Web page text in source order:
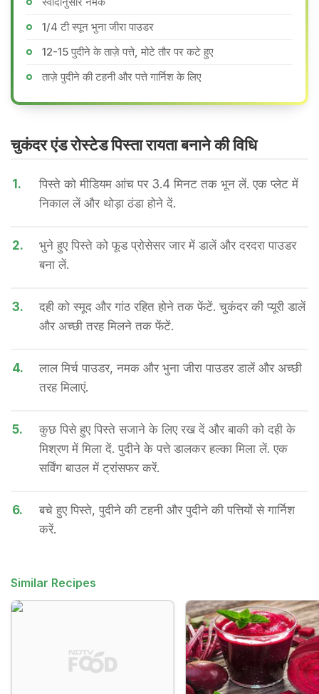
1/4 टी स्पून भुना जीरा पाउडर
12-15 पुदीने के ताज़े पत्ते, मोटे तौर पर कटे हुए
ताज़े पुदीने की टहनी और पत्ते गार्निश के लिए
चुकंदर एंड रोस्टेड पिस्ता रायता बनाने की वि​धि
1.
पिस्ते को मीडियम आंच पर 3.4 मिनट तक भून लें. एक प्लेट में
निकाल लें और थोड़ा ठंडा होने दें.
2.
भुने हुए पिस्ते को फूड प्रोसेसर जार में डालें और दरदरा पाउडर
बना लें.
3.
दही को स्मूद और गांठ रहित होने तक फेंटें. चुकंदर की प्यूरी डालें
और अच्छी तरह मिलने तक फेंटें.
4.
लाल मिर्च पाउडर, नमक और भुना जीरा पाउडर डालें और अच्छी
तरह मिलाएं.
5.
कुछ पिसे हुए पिस्ते सजाने के लिए रख दें और बाकी को दही के
मिश्रण में मिला दें. पुदीने के पत्ते डालकर हल्का मिला लें. एक
सर्विंग बाउल में ट्रांसफर करें.
6.
बचे हुए पिस्ते, पुदीने की टहनी और पुदीने की पत्तियों से गार्निश
करें.
Similar Recipes